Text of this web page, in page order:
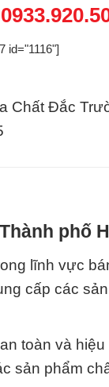
id="1116"]
Chất Đắc
phố
lĩnh vực
cấp các
toàn và
sản phẩm